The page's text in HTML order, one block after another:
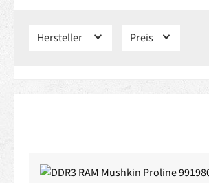
Hersteller Preis